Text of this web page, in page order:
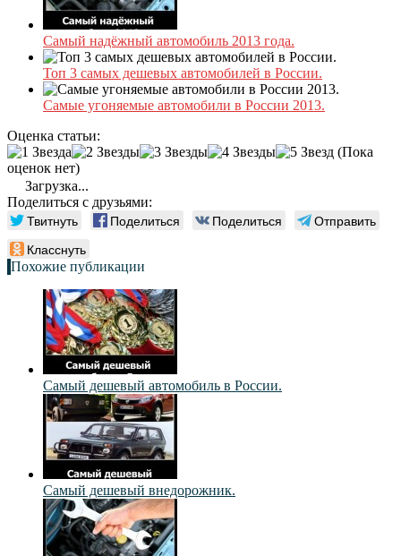
Самый надёжный автомобиль 2013 года.
Топ 3 самых дешевых автомобилей в России.
Самые угоняемые автомобили в России 2013.
Оценка статьи:
(Пока
оценок нет)
Загрузка...
Поделиться с друзьями:
Твитнуть Поделиться Поделиться
Отправить
Класснуть
Похожие публикации
Самый дешевый автомобиль в России.
Самый дешевый внедорожник.